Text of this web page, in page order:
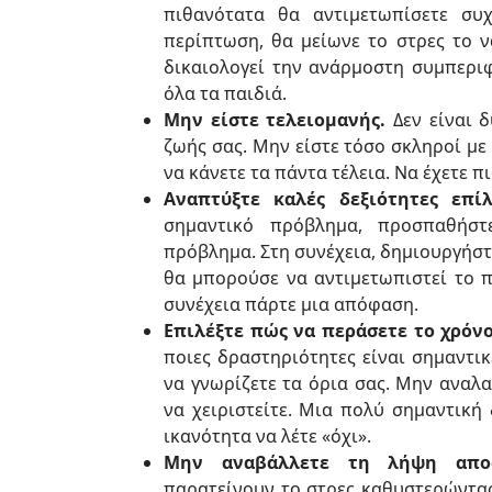
πιθανότατα θα αντιμετωπίσετε
περίπτωση, θα μείωνε το στρες το
δικαιολογεί την ανάρμοστη
όλα τα παιδιά.
Μην είστε τελειομανής. Δεν είναι
ζωής σας. Μην είστε τόσο σκληροί με
να κάνετε τα πάντα τέλεια. Να έχετε
Αναπτύξτε καλές δεξιότητες
σημαντικό πρόβλημα,
πρόβλημα. Στη συνέχεια,
θα μπορούσε να αντιμετωπιστεί το
συνέχεια πάρτε μια απόφαση.
Επιλέξτε πώς να περάσετε το
ποιες δραστηριότητες είναι
να γνωρίζετε τα όρια σας. Μην
να χειριστείτε. Μια πολύ
ικανότητα να λέτε «όχι».
Μην αναβάλλετε τη λήψη